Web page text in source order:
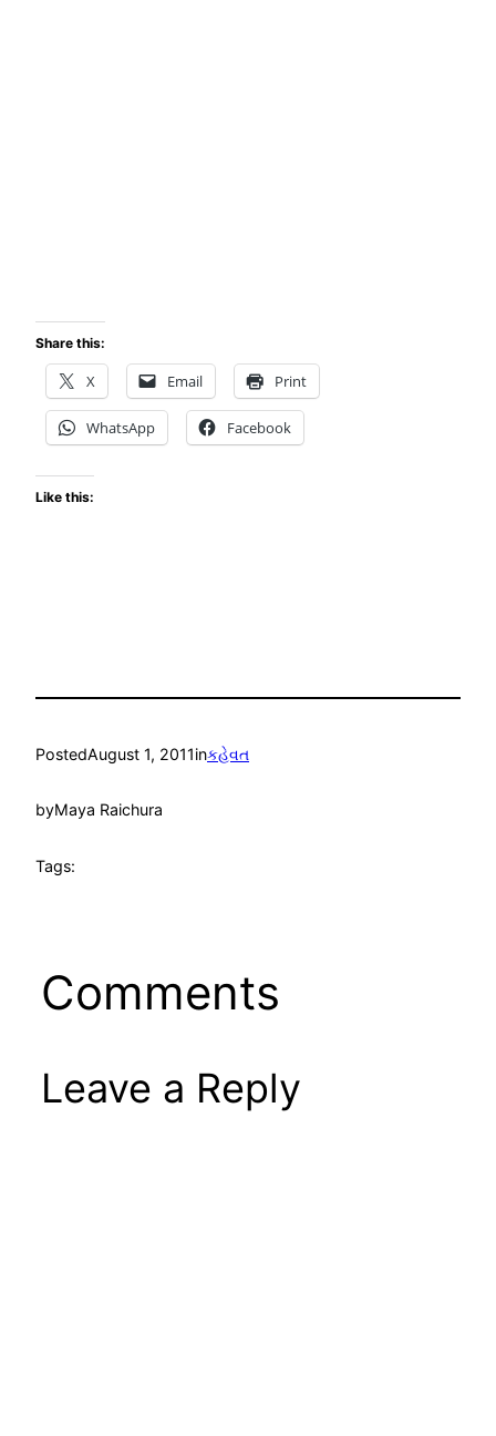
Share this:
X Email Print
WhatsApp Facebook
Like this:
PostedAugust 1, 2011inકહેવત
byMaya Raichura
Tags:
Comments
Leave a Reply